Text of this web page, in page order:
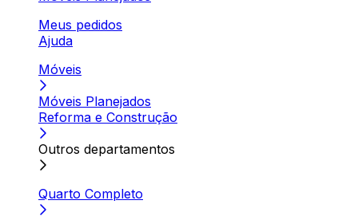
Meus pedidos
Ajuda
Móveis
Móveis Planejados
Reforma e Construção
Outros departamentos
Quarto Completo